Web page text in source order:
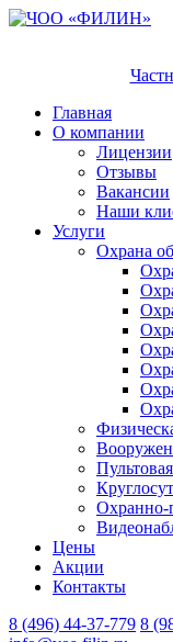
Главная
О компании
Лицензии
Отзывы
Вакансии
Наши
Услуги
Охрана
Охранно-
Цены
Акции
Контакты
8 (496) 44-37-779 8